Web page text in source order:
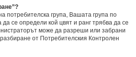
потребителска група, Вашата група по
се определи кой цвят и ранг трябва да се
може да разреши или забрани
от Потребителския Контролен